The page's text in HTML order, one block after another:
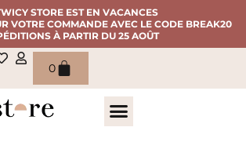
STORE EST EN VACANCES
VOTRE COMMANDE AVEC LE CODE BREAK20
À PARTIR DU 25 AOÛT
0